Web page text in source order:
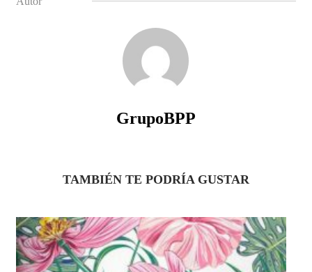
GrupoBPP
TAMBIÉN TE PODRÍA GUSTAR